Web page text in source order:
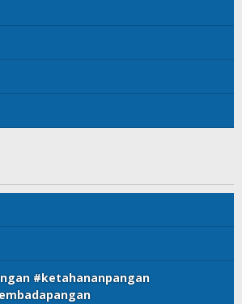
#ketahananpangan